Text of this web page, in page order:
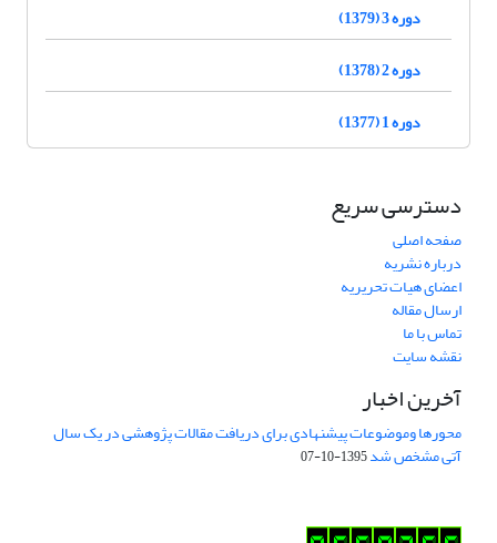
دوره 3 (1379)
دوره 2 (1378)
دوره 1 (1377)
دسترسی سریع
صفحه اصلی
درباره نشریه
اعضای هیات تحریریه
ارسال مقاله
تماس با ما
نقشه سایت
آخرین اخبار
محورها وموضوعات پیشنهادی برای دریافت مقالات پژوهشی در یک سال
آتی مشخص شد1395-10-07